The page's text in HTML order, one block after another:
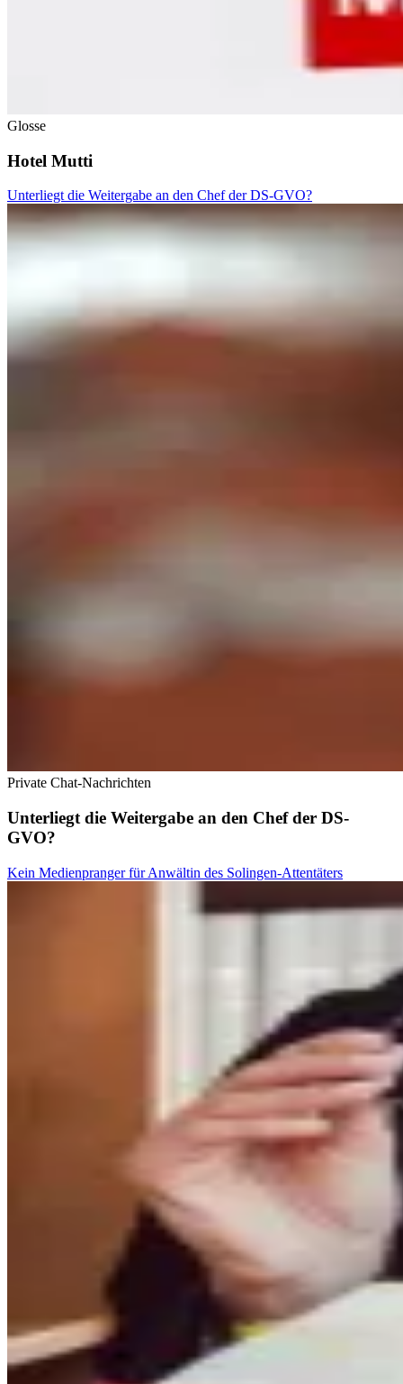
Glosse
Hotel Mutti
Unterliegt die Weitergabe an den Chef der DS-GVO?
Private Chat-Nachrichten
Unterliegt die Weitergabe an den Chef der DS-
GVO?
Kein Medienpranger für Anwältin des Solingen-Attentäters